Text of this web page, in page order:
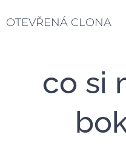
OTEVŘENÁ CLONA
co si